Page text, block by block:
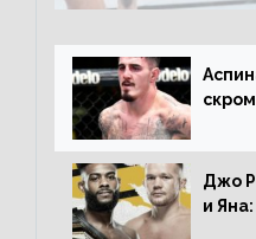
Джо
и